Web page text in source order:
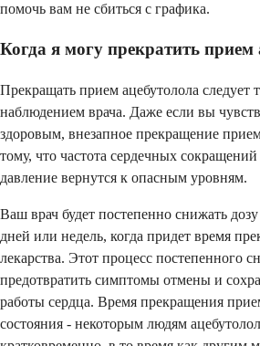
помочь вам не сбиться с графика.
Когда я могу прекратить прием
Прекращать прием ацебутолола следует
наблюдением врача. Даже если вы
здоровым, внезапное прекращение
тому, что частота сердечных
давление вернутся к опасным уровням.
Ваш врач будет постепенно снижать
дней или недель, когда придет время
лекарства. Этот процесс постепенного
предотвратить симптомы отмены и
работы сердца. Время прекращения
состояния - некоторым людям